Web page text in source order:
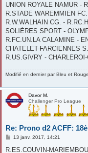
a
g
UNION ROYALE NAMUR -
R.STADE WAREMMIEN
R.W.WALHAIN CG. -
SOLIÈRES SPORT -
R.FC.UN.LA CALAMINE -
CHATELET-FARCIENNES
R.US.GIVRY -
Modifié en dernier parBleu et Rouge
Davor M.
Challenger Pro League
Re: Prono d2 ACFF:
M
s
13 janv. 2017, 14:21
R.ES.COUVIN-